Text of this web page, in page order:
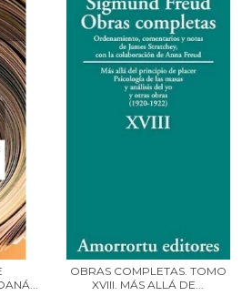
OBRAS COMPLETAS. TOMO
XVIII. MÁS ALLÁ DE...